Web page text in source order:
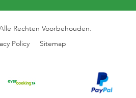
Rechten Voorbehouden.
Policy
Sitemap